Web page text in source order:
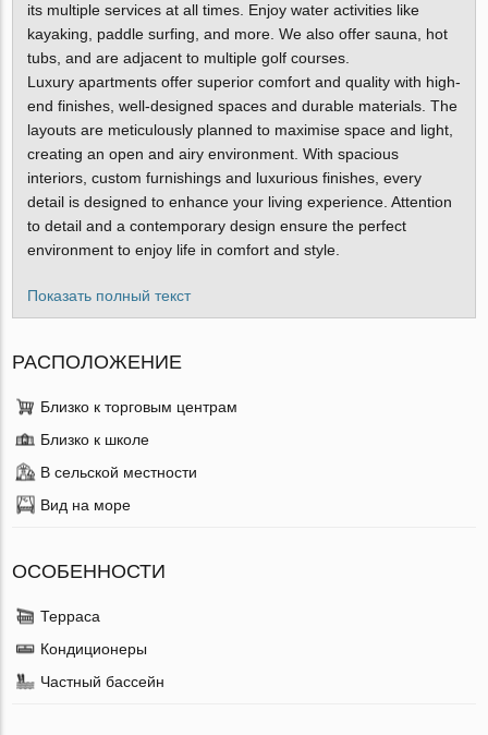
its multiple services at all times. Enjoy water activities like
kayaking, paddle surfing, and more. We also offer sauna, hot
tubs, and are adjacent to multiple golf courses.
Luxury apartments offer superior comfort and quality with high-
end finishes, well-designed spaces and durable materials. The
layouts are meticulously planned to maximise space and light,
creating an open and airy environment. With spacious
interiors, custom furnishings and luxurious finishes, every
detail is designed to enhance your living experience. Attention
to detail and a contemporary design ensure the perfect
environment to enjoy life in comfort and style.
Показать полный текст
РАСПОЛОЖЕНИЕ
Близко к торговым центрам
Близко к школе
В сельской местности
Вид на море
ОСОБЕННОСТИ
Терраса
Кондиционеры
Частный бассейн